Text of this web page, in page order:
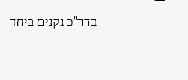
בדר"כ נקנים ביחד